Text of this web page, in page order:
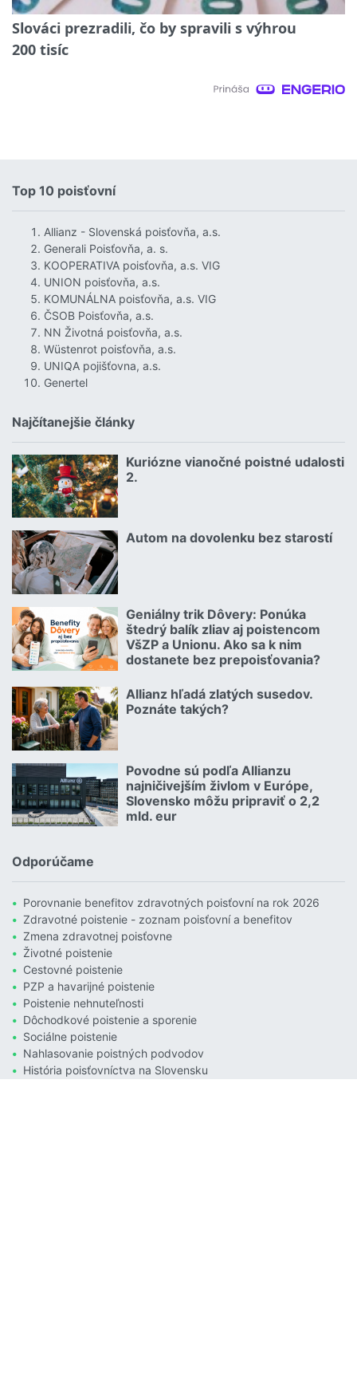
Slováci prezradili, čo by spravili s výhrou
200 tisíc
Top 10 poisťovní
Allianz - Slovenská poisťovňa, a.s.
Generali Poisťovňa, a. s.
KOOPERATIVA poisťovňa, a.s. VIG
UNION poisťovňa, a.s.
KOMUNÁLNA poisťovňa, a.s. VIG
ČSOB Poisťovňa, a.s.
NN Životná poisťovňa, a.s.
Wüstenrot poisťovňa, a.s.
UNIQA pojišťovna, a.s.
Genertel
Najčítanejšie články
Kuriózne vianočné poistné udalosti
2.
18.12.2024 | | redakcia
Autom na dovolenku bez starostí
02.07.2026 |
Geniálny trik Dôvery: Ponúka
štedrý balík zliav aj poistencom
VšZP a Unionu. Ako sa k nim
dostanete bez prepoisťovania?
06.07.2026 | | redakcia
Allianz hľadá zlatých susedov.
Poznáte takých?
08.07.2026 |
Povodne sú podľa Allianzu
najničivejším živlom v Európe,
Slovensko môžu pripraviť o 2,2
mld. eur
23.07.2026 |
Odporúčame
Porovnanie benefitov zdravotných poisťovní na rok 2026
Zdravotné poistenie - zoznam poisťovní a benefitov
Zmena zdravotnej poisťovne
Životné poistenie
Cestovné poistenie
PZP a havarijné poistenie
Poistenie nehnuteľnosti
Dôchodkové poistenie a sporenie
Sociálne poistenie
Nahlasovanie poistných podvodov
História poisťovníctva na Slovensku